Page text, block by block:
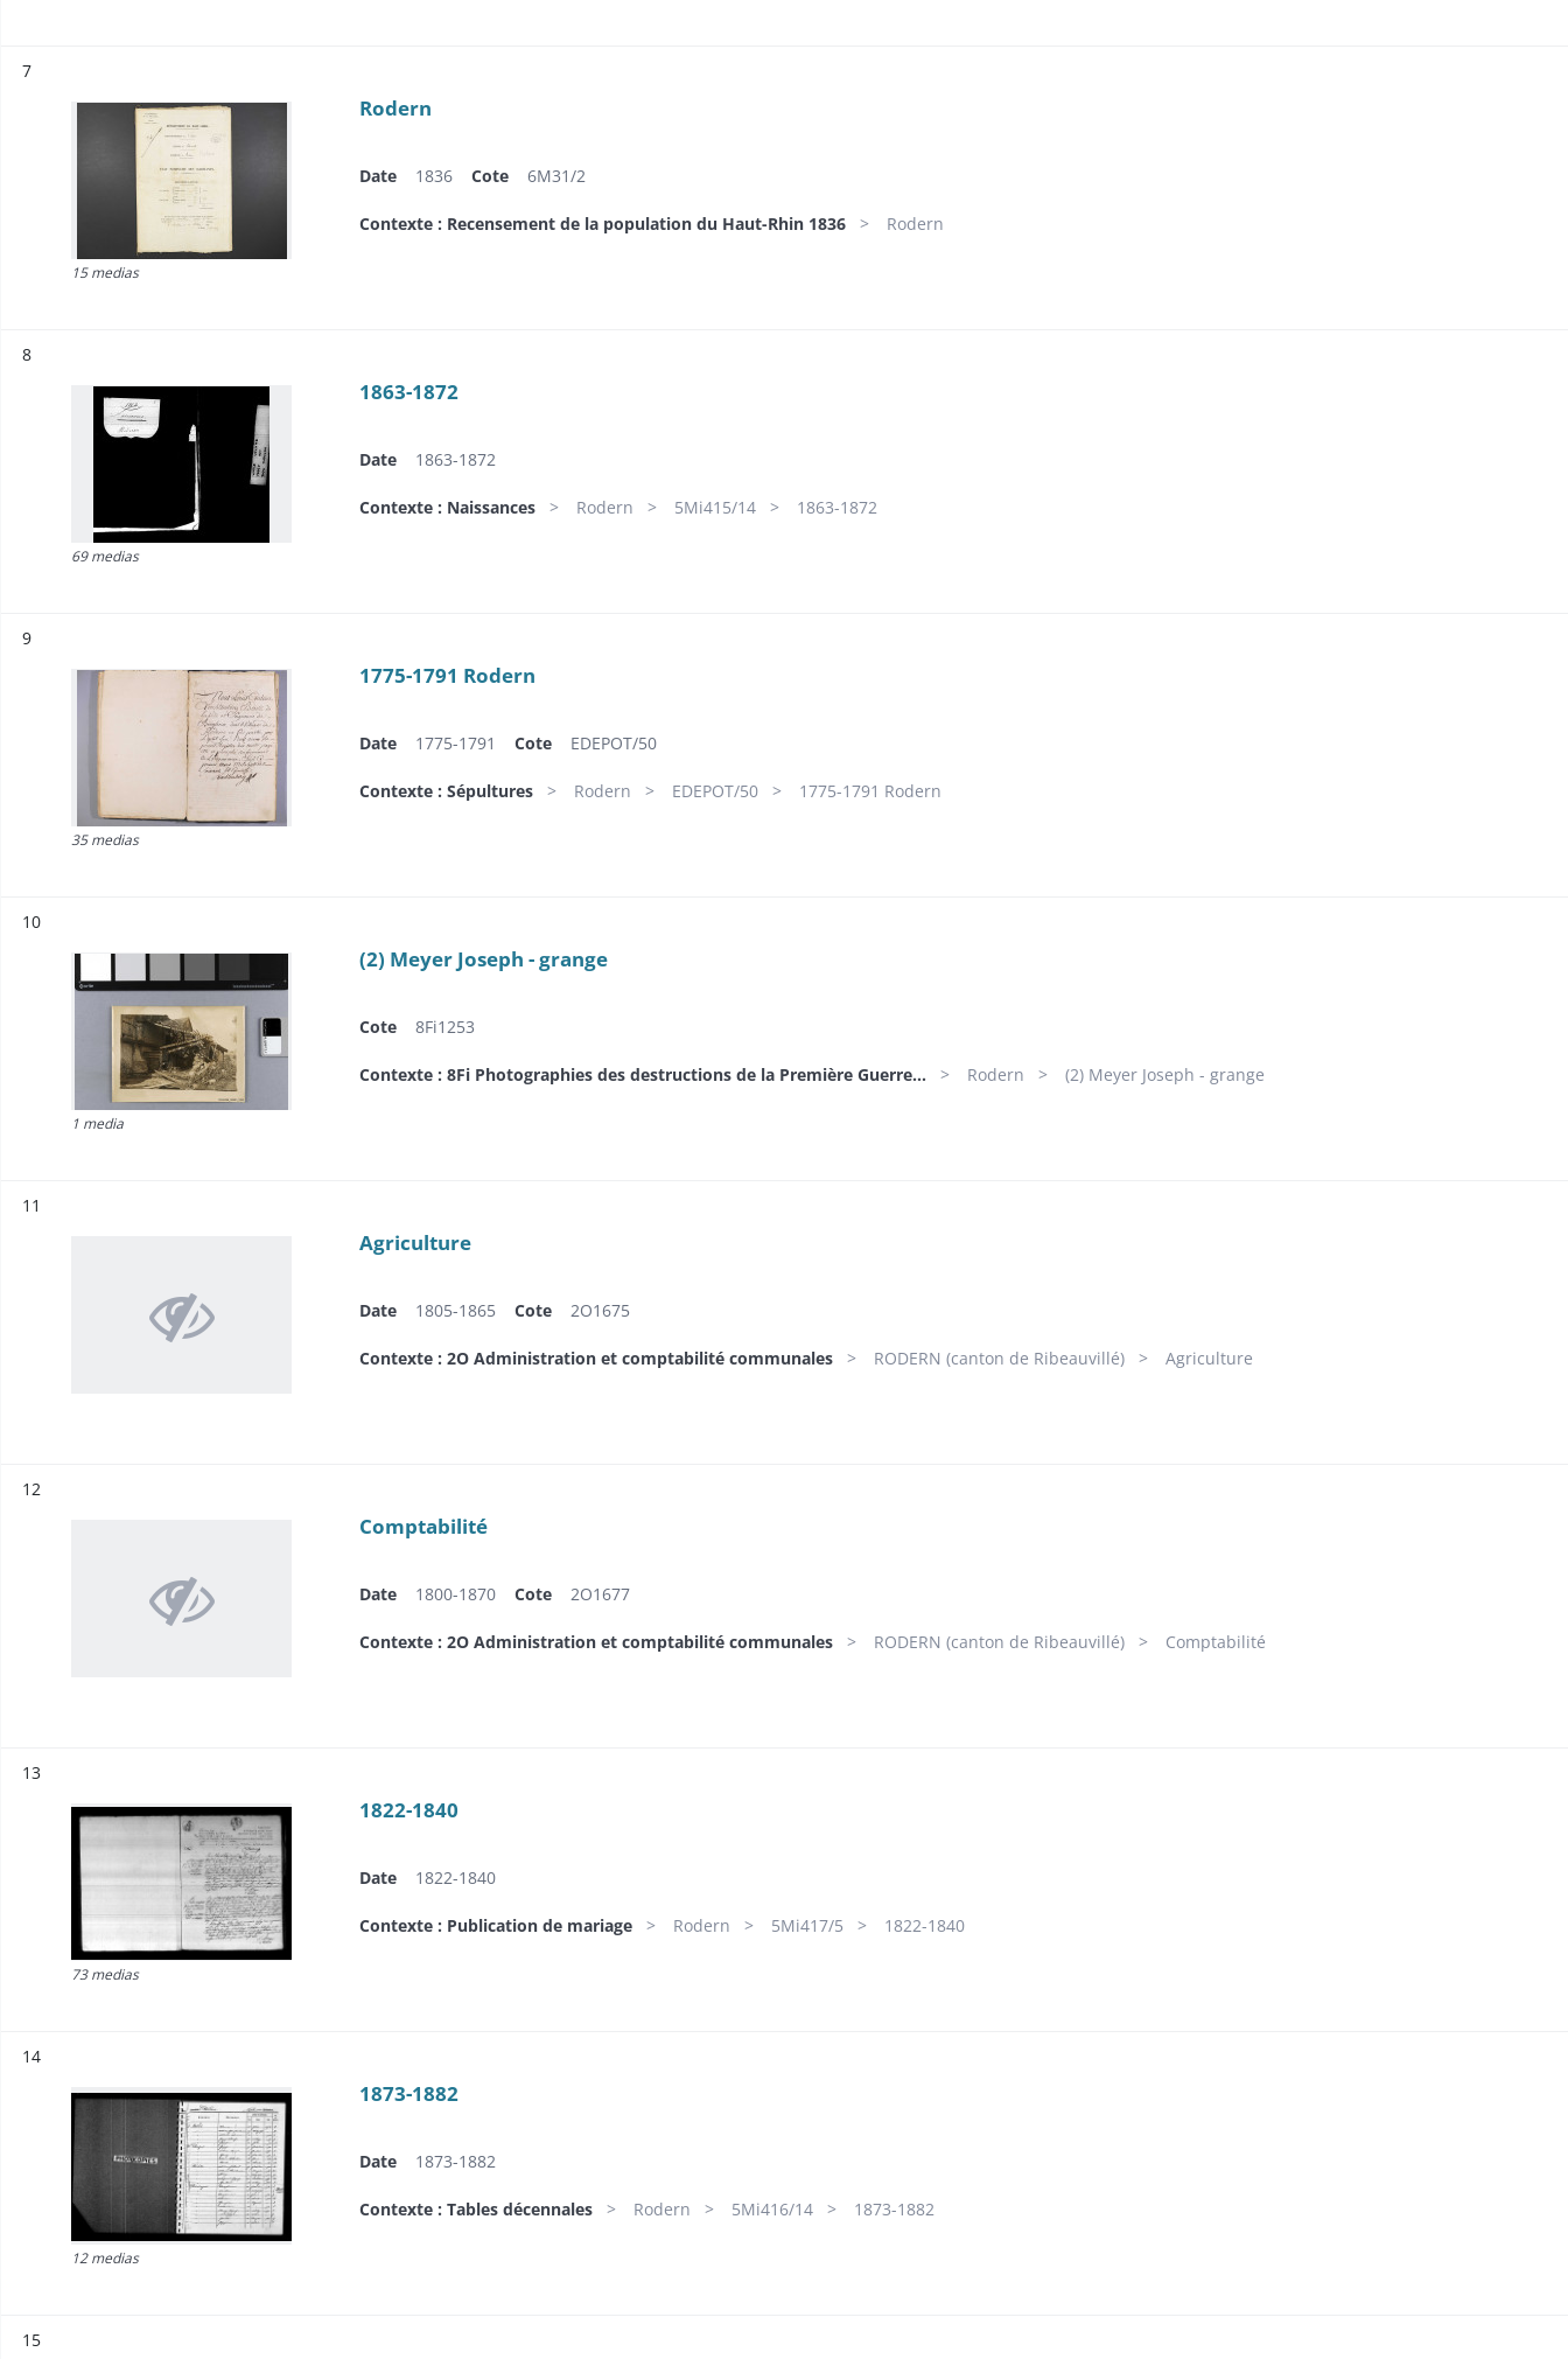
7
15 medias
Rodern
Date 1836 Cote 6M31/2
Contexte : Recensement de la population du Haut-Rhin 1836 Rodern
8
69 medias
1863-1872
Date 1863-1872
Contexte : Naissances Rodern 5Mi415/14 1863-1872
9
35 medias
1775-1791 Rodern
Date 1775-1791 Cote EDEPOT/50
Contexte : Sépultures Rodern EDEPOT/50 1775-1791 Rodern
10
1 media
(2) Meyer Joseph - grange
Cote 8Fi1253
Contexte : 8Fi Photographies des destructions de la Première Guerre... Rodern (2) Meyer Joseph - grange
11
Agriculture
Date 1805-1865 Cote 2O1675
Contexte : 2O Administration et comptabilité communales RODERN (canton de Ribeauvillé) Agriculture
12
Comptabilité
Date 1800-1870 Cote 2O1677
Contexte : 2O Administration et comptabilité communales RODERN (canton de Ribeauvillé) Comptabilité
13
73 medias
1822-1840
Date 1822-1840
Contexte : Publication de mariage Rodern 5Mi417/5 1822-1840
14
12 medias
1873-1882
Date 1873-1882
Contexte : Tables décennales Rodern 5Mi416/14 1873-1882
15